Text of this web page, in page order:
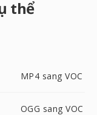
thể
MP4 sang VOC
OGG sang VOC